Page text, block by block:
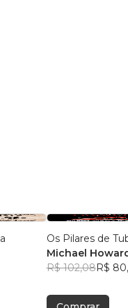
Os Pilares de
Michael
Jackson
R$ 102,08R$